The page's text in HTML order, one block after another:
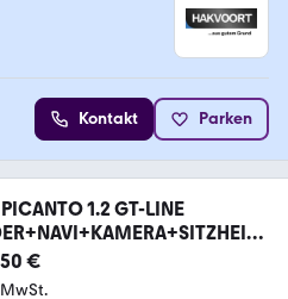
Kontakt Parken
1.2 GT-LINE
€
MwSt.